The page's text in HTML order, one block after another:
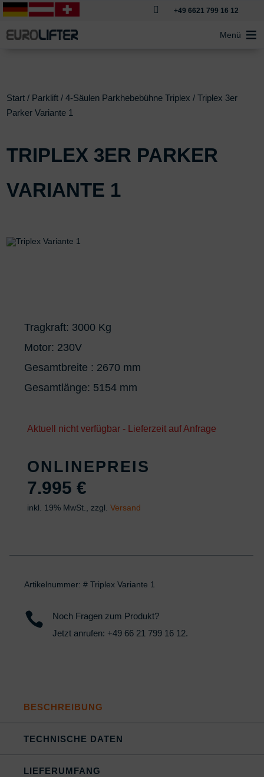
 +49 6621 799 16 12
Menü
Start / Parklift /4-Säulen Parkhebebühne Triplex / Triplex 3er
Parker Variante 1
TRIPLEX 3ER PARKER
VARIANTE 1
Tragkraft: 3000 Kg
Motor: 230V
Gesamtbreite : 2670 mm
Gesamtlänge: 5154 mm
Aktuell nicht verfügbar - Lieferzeit auf Anfrage
ONLINEPREIS
7.995€
inkl. 19% MwSt., zzgl.Versand
Artikelnummer:# Triplex Variante 1

Noch Fragen zum Produkt?
Jetzt anrufen: +49 66 21 799 16 12.
BESCHREIBUNG
TECHNISCHE DATEN
LIEFERUMFANG